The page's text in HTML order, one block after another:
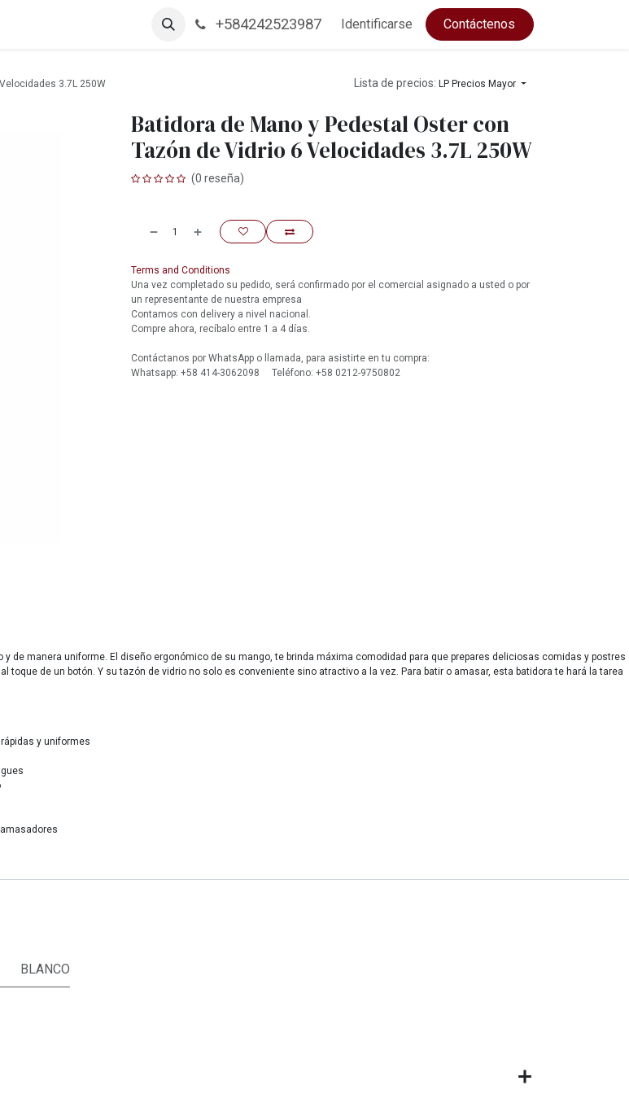
Empleos +584242523987 Identificarse Contáctenos
3.7L 250W Lista de precios: LP Precios Mayor
Batidora de Mano y Pedestal Oster con
Tazón de Vidrio 6 Velocidades 3.7L 250W
(0 reseña)
Terms and Conditions
Una vez completado su pedido, será confirmado por el comercial asignado a usted o por
un representante de nuestra empresa
Contamos con delivery a nivel nacional.
Compre ahora, recíbalo entre 1 a 4 días.
Contáctanos por WhatsApp o llamada, para asistirte en tu compra:
Whatsapp: +58 414-3062098 Teléfono: +58 0212-9750802
manera uniforme. El diseño ergonómico de su mango, te brinda máxima comodidad para que prepares deliciosas comidas y postres
de un botón. Y su tazón de vidrio no solo es conveniente sino atractivo a la vez. Para batir o amasar, esta batidora te hará la tarea
y uniformes
BLANCO